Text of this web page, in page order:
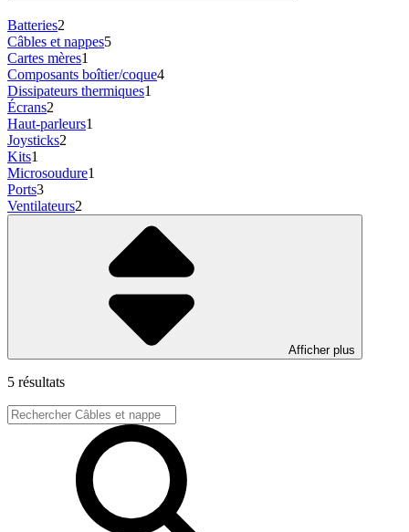
Batteries2
Câbles et nappes5
Cartes mères1
Composants boîtier/coque4
Dissipateurs thermiques1
Écrans2
Haut-parleurs1
Joysticks2
Kits1
Microsoudure1
Ports3
Ventilateurs2
Afficher plus
5 résultats